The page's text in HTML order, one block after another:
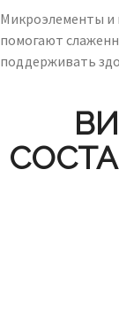
Микроэлементы и
помогают
поддерживать